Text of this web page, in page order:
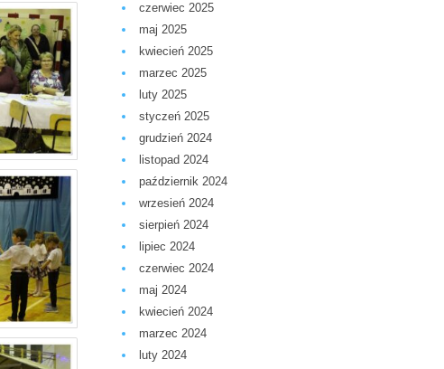
czerwiec 2025
maj 2025
kwiecień 2025
marzec 2025
luty 2025
styczeń 2025
grudzień 2024
listopad 2024
październik 2024
wrzesień 2024
sierpień 2024
lipiec 2024
czerwiec 2024
maj 2024
kwiecień 2024
marzec 2024
luty 2024